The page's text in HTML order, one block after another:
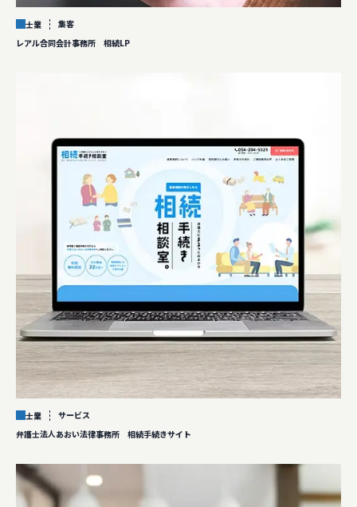
士業
集客
レアル合同会計事務所 相続LP
士業
サービス
弁護士法人あおい法律事務所 相続手続きサイト